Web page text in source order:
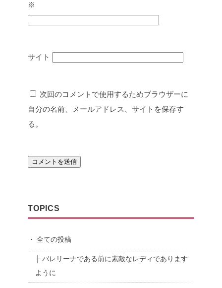
※
サイト
次回のコメントで使用するためブラウザーに
自分の名前、メールアドレス、サイトを保存す
る。
TOPICS
・ 全ての投稿
├ バレリーナである前に素敵なレディであります
ように